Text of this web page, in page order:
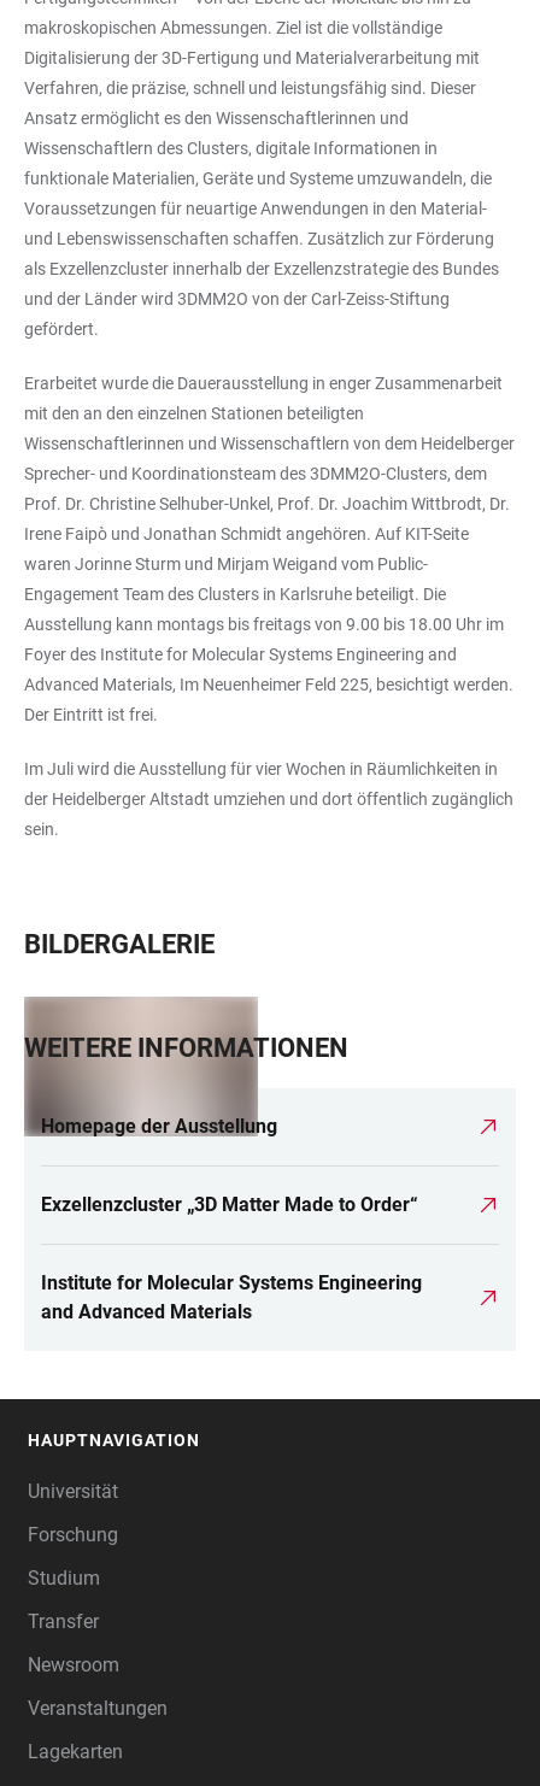
makroskopischen Abmessungen. Ziel ist die vollständige
Digitalisierung der 3D-Fertigung und Materialverarbeitung mit
Verfahren, die präzise, schnell und leistungsfähig sind. Dieser
Ansatz ermöglicht es den Wissenschaftlerinnen und
Wissenschaftlern des Clusters, digitale Informationen in
funktionale Materialien, Geräte und Systeme umzuwandeln, die
Voraussetzungen für neuartige Anwendungen in den Material-
und Lebenswissenschaften schaffen. Zusätzlich zur Förderung
als Exzellenzcluster innerhalb der Exzellenzstrategie des Bundes
und der Länder wird 3DMM2O von der Carl-Zeiss-Stiftung
gefördert.
Erarbeitet wurde die Dauerausstellung in enger Zusammenarbeit
mit den an den einzelnen Stationen beteiligten
Wissenschaftlerinnen und Wissenschaftlern von dem Heidelberger
Sprecher- und Koordinationsteam des 3DMM2O-Clusters, dem
Prof. Dr. Christine Selhuber-Unkel, Prof. Dr. Joachim Wittbrodt, Dr.
Irene Faipò und Jonathan Schmidt angehören. Auf KIT-Seite
waren Jorinne Sturm und Mirjam Weigand vom Public-
Engagement Team des Clusters in Karlsruhe beteiligt. Die
Ausstellung kann montags bis freitags von 9.00 bis 18.00 Uhr im
Foyer des Institute for Molecular Systems Engineering and
Advanced Materials, Im Neuenheimer Feld 225, besichtigt werden.
Der Eintritt ist frei.
Im Juli wird die Ausstellung für vier Wochen in Räumlichkeiten in
der Heidelberger Altstadt umziehen und dort öffentlich zugänglich
sein.
BILDERGALERIE
WEITERE INFORMATIONEN
Homepage der Ausstellung
Exzellenzcluster „3D Matter Made to Order“
Institute for Molecular Systems Engineering
and Advanced Materials
HAUPTNAVIGATION
Universität
Forschung
Studium
Transfer
Newsroom
Veranstaltungen
Lagekarten